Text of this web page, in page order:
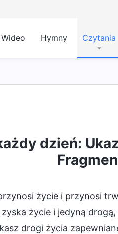
Wideo Hymny Czytania
Wcielenie
dzień:
życie i przynosi
życie i jedyną
drogi życia